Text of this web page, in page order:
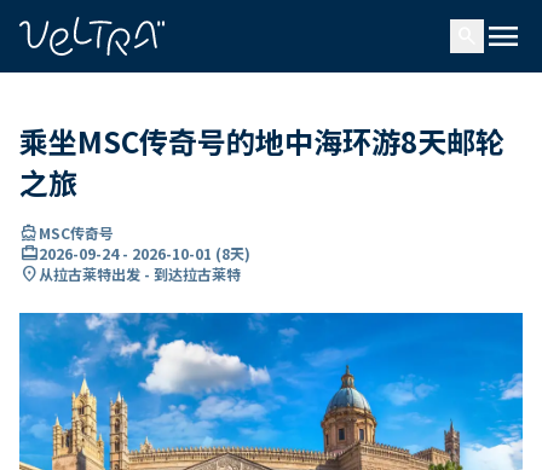
menu
乘坐MSC传奇号的地中海环游8天邮轮
之旅
directions_boatMSC传奇号
card_travel2026-09-24- 2026-10-01 (8天)
location_on从拉古莱特出发 - 到达拉古莱特